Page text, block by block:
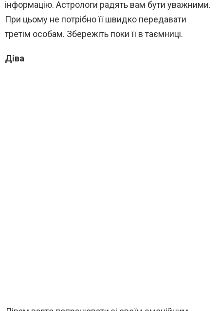
інформацію. Астрологи радять вам бути уважними.
При цьому не потрібно її швидко передавати
третім особам. Збережіть поки її в таємниці.
Діва